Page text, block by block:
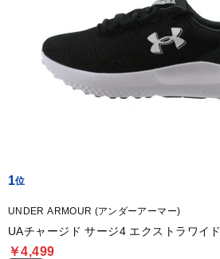
1
UNDER ARMOUR (アンダーアーマー)
UAチャージド サージ4 エクストラワイド
￥4,499